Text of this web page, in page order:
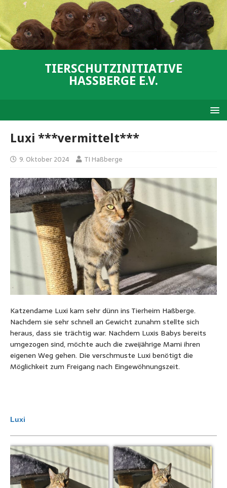
TIERSCHUTZINITIATIVE
HASSBERGE E.V.
Luxi ***vermittelt***
9. Oktober 2024 TI Haßberge
Katzendame Luxi kam sehr dünn ins Tierheim Haßberge.
Nachdem sie sehr schnell an Gewicht zunahm stellte sich
heraus, dass sie trächtig war. Nachdem Luxis Babys bereits
umgezogen sind, möchte auch die zweijährige Mami ihren
eigenen Weg gehen. Die verschmuste Luxi benötigt die
Möglichkeit zum Freigang nach Eingewöhnungszeit.
Luxi